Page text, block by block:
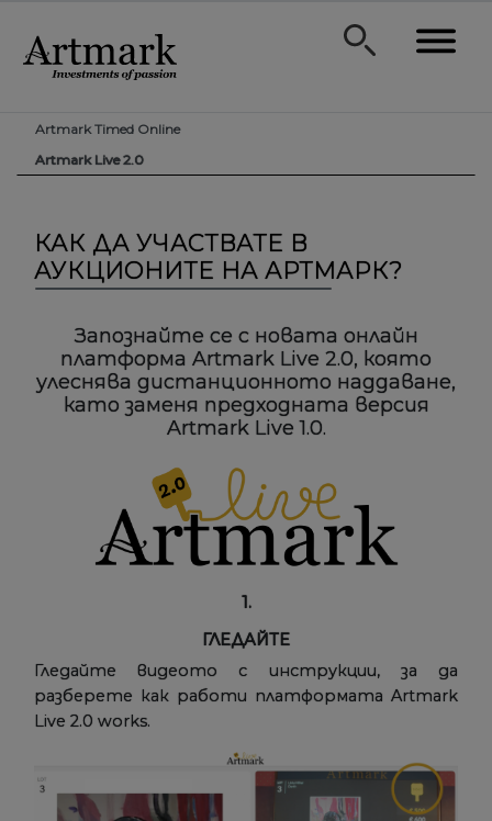
Artmark Timed Online
Artmark Live 2.0
КАК ДА УЧАСТВАТЕ В
АУКЦИОНИТЕ НА АРТМАРК?
Запознайте се с новата онлайн
платформа Artmark Live 2.0, която
улеснява дистанционното наддаване,
като заменя предходната версия
Artmark Live 1.0.
1.
ГЛЕДАЙТЕ
Гледайте видеото с инструкции, за да
разберете как работи платформата Artmark
Live 2.0 works.